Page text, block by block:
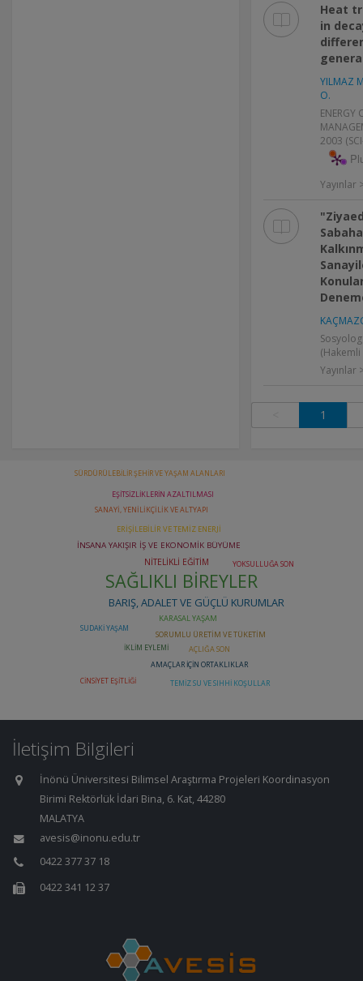
Heat
in
YILMAZ
O.
ENERGY
2003
Yayınlar
Yayınlar
1
İletişim Bilgileri
İnönü Üniversitesi Bilimsel Araştırma Projeleri Koordinasyon
Birimi Rektörlük İdari Bina, 6. Kat, 44280
MALATYA
avesis@inonu.edu.tr
0422 377 37 18
0422 341 12 37